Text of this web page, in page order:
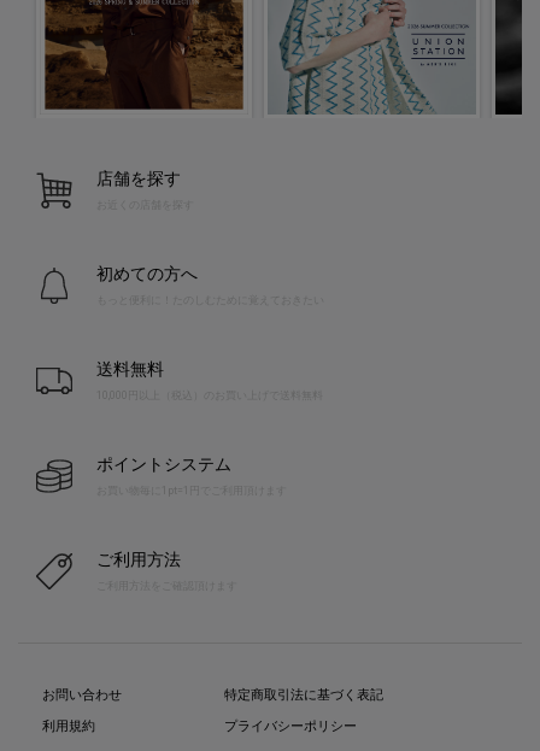
店舗を探す
お近くの店舗を探す
初めての方へ
送料無料
10,000円以上（税込）のお買い上げで送料無料
ポイントシステム
お買い物毎に1pt=1円でご利用頂けます
ご利用方法
お問い合わせ
利用規約
特定商取引法に基づく表記
プライバシーポリシー